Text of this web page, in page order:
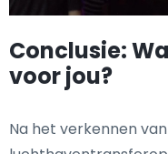
Conclusie:
voor jou?
Na het verkennen